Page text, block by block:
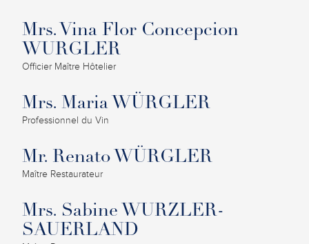
Mrs. Vina Flor Concepcion
WURGLER
Officier Maître Hôtelier
Mrs. Maria WÜRGLER
Professionnel du Vin
Mr. Renato WÜRGLER
Maître Restaurateur
Mrs. Sabine WURZLER-
SAUERLAND